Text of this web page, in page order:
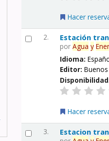
Hacer
2. Estación
porAgua y
Idioma:
Editor:
Hacer
3. Estacion